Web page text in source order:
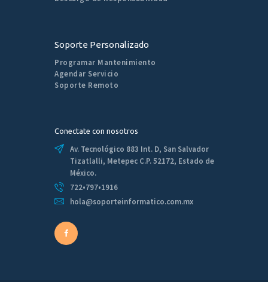
Soporte Personalizado
Programar Mantenimiento
Agendar Servicio
Soporte Remoto
Conectate con nosotros
Av. Tecnológico 883 Int. D, San Salvador
Tizatlalli, Metepec C.P. 52172, Estado de
México.
722•797•1916
hola@soporteinformatico.com.mx